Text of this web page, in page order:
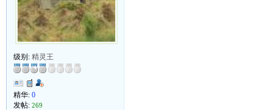
级别: 精灵王
精华: 0
发帖: 269